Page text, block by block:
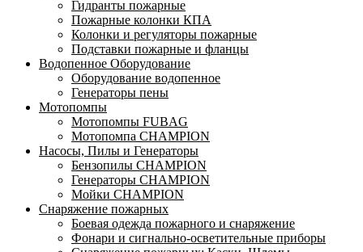
Гидранты пожарные
Пожарные колонки КПА
Колонки и регуляторы пожарные
Подставки пожарные и фланцы
Водопенное Оборудование
Оборудование водопенное
Генераторы пены
Мотопомпы
Мотопомпы FUBAG
Мотопомпа CHAMPION
Насосы, Пилы и Генераторы
Бензопилы CHAMPION
Генераторы CHAMPION
Мойки CHAMPION
Снаряжение пожарных
Боевая одежда пожарного и снаряжение
Фонари и сигнально-осветительные приборы